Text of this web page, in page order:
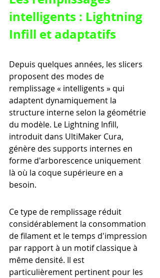
intelligents : Lightning
Infill et adaptatifs
Depuis quelques années, les slicers
proposent des modes de
remplissage « intelligents » qui
adaptent dynamiquement la
structure interne selon la géométrie
du modèle. Le Lightning Infill,
introduit dans UltiMaker Cura,
génère des supports internes en
forme d'arborescence uniquement
là où la coque supérieure en a
besoin.
Ce type de remplissage réduit
considérablement la consommation
de filament et le temps d'impression
par rapport à un motif classique à
même densité. Il est
particulièrement pertinent pour les